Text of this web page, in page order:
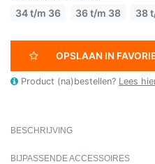
34 t/m 36 36 t/m 38 38
OPSLAAN IN
Product (na)bestellen? Lees
BESCHRIJVING
BIJPASSENDE ACCESSOIRES